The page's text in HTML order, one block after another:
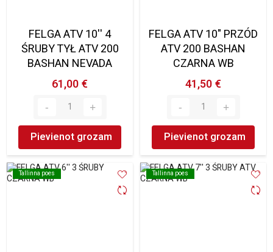
FELGA ATV 10'' 4
ŚRUBY TYŁ ATV 200
BASHAN NEVADA
61,00 €
Pievienot grozam
FELGA ATV 10" PRZÓD
ATV 200 BASHAN
CZARNA WB
41,50 €
Pievienot grozam
Tallinna poes
Tallinna poes Tallinna poes
Tallinna poes